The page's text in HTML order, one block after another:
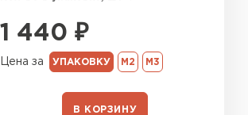
1 440 ₽
Цена за УПАКОВКУ М2 М3
В КОРЗИНУ